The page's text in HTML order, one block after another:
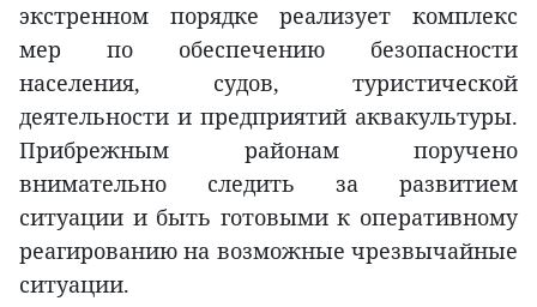
экстренном порядке реализует комплекс
мер по обеспечению безопасности
населения, судов, туристической
деятельности и предприятий аквакультуры.
Прибрежным районам поручено
внимательно следить за развитием
ситуации и быть готовыми к оперативному
реагированию на возможные чрезвычайные
ситуации.